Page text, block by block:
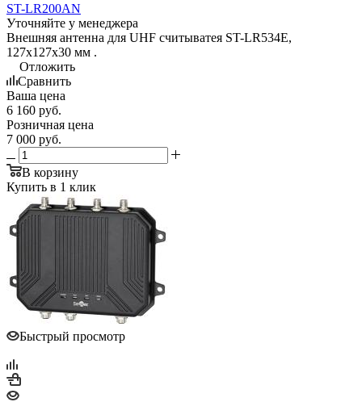
ST-LR200AN
Уточняйте у менеджера
Внешняя антенна для UHF считыватея ST-LR534E,
127x127x30 мм .
Отложить
Сравнить
Ваша цена
6 160 руб.
Розничная цена
7 000 руб.
В корзину
Купить в 1 клик
Быстрый просмотр